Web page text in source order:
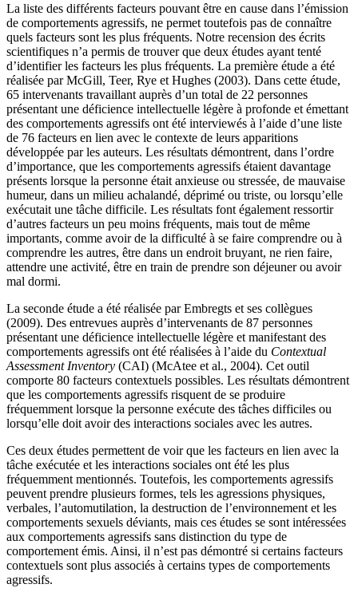
La liste des différents facteurs pouvant être en cause dans l’émission
de comportements agressifs, ne permet toutefois pas de connaître
quels facteurs sont les plus fréquents. Notre recension des écrits
scientifiques n’a permis de trouver que deux études ayant tenté
d’identifier les facteurs les plus fréquents. La première étude a été
réalisée par McGill, Teer, Rye et Hughes (2003). Dans cette étude,
65 intervenants travaillant auprès d’un total de 22 personnes
présentant une déficience intellectuelle légère à profonde et émettant
des comportements agressifs ont été interviewés à l’aide d’une liste
de 76 facteurs en lien avec le contexte de leurs apparitions
développée par les auteurs. Les résultats démontrent, dans l’ordre
d’importance, que les comportements agressifs étaient davantage
présents lorsque la personne était anxieuse ou stressée, de mauvaise
humeur, dans un milieu achalandé, déprimé ou triste, ou lorsqu’elle
exécutait une tâche difficile. Les résultats font également ressortir
d’autres facteurs un peu moins fréquents, mais tout de même
importants, comme avoir de la difficulté à se faire comprendre ou à
comprendre les autres, être dans un endroit bruyant, ne rien faire,
attendre une activité, être en train de prendre son déjeuner ou avoir
mal dormi.
La seconde étude a été réalisée par Embregts et ses collègues
(2009). Des entrevues auprès d’intervenants de 87 personnes
présentant une déficience intellectuelle légère et manifestant des
comportements agressifs ont été réalisées à l’aide du Contextual
Assessment Inventory (CAI) (McAtee et al., 2004). Cet outil
comporte 80 facteurs contextuels possibles. Les résultats démontrent
que les comportements agressifs risquent de se produire
fréquemment lorsque la personne exécute des tâches difficiles ou
lorsqu’elle doit avoir des interactions sociales avec les autres.
Ces deux études permettent de voir que les facteurs en lien avec la
tâche exécutée et les interactions sociales ont été les plus
fréquemment mentionnés. Toutefois, les comportements agressifs
peuvent prendre plusieurs formes, tels les agressions physiques,
verbales, l’automutilation, la destruction de l’environnement et les
comportements sexuels déviants, mais ces études se sont intéressées
aux comportements agressifs sans distinction du type de
comportement émis. Ainsi, il n’est pas démontré si certains facteurs
contextuels sont plus associés à certains types de comportements
agressifs.